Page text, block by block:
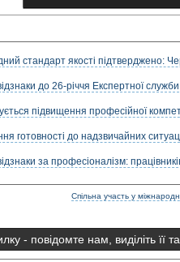
стандарт якості підтверджено:
до 26-річчя Експертної служби
підвищення професійної
готовності до надзвичайних
за професіоналізм:
Спільна участь у
- повідомте нам, виділіть її